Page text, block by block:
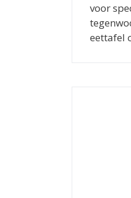
voor
eettafel